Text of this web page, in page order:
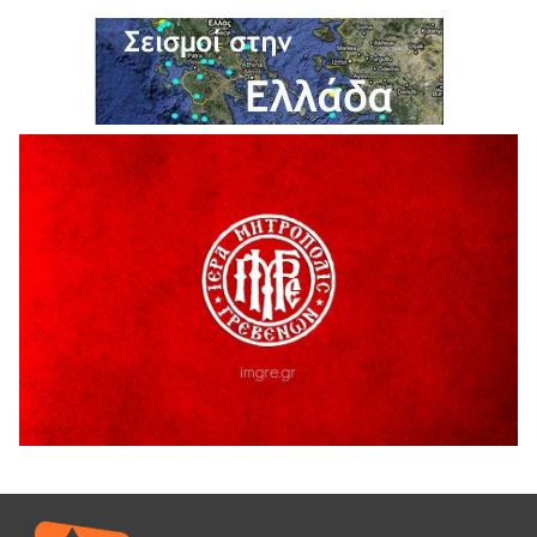
6 Αυγούστου 2026
Ολοκληρώνεται η ασφαλτόστρωση της οδού Περιβόλι –
6 Αυγούστου 2026
H παραδοχή λαθών είναι (και) δύναμη
5 Αυγούστου 2026
Ο ΑΝΔΡΕΑΣ ΑΣΛΑΝΙΔΗΣ ΣΥΝΕΧΙΖΕΙ ΣΤΟΝ ΠΡΩΤΕΑ
ΓΡΕΒΕΝΩΝ
5 Αυγούστου 2026
Ευχαριστήριο Εκπολιτιστικού Συλλόγου Ταξιάρχη προς κ.
Παρασχάκη Αθανάσιο
5 Αυγούστου 2026
Διακοπή υδροδότησης του Α΄ κλάδου ύδρευσης
5 Αυγούστου 2026